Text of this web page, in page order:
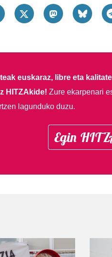
euskaraz, libre eta
HITZAkide! Zure ekarpenari
lagunduko duzu.
Egin